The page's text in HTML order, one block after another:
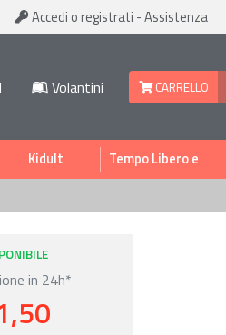
Accedi o registrati -Assistenza
Volantini CARRELLO
Kidult
Tempo Libero e
Sport
in 24h*